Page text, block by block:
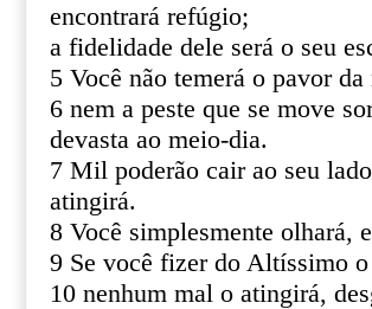
encontrará refúgio;
a fidelidade dele será o seu
5 Você não temerá o pavor
6 nem a peste que se move
devasta ao meio-dia.
7 Mil poderão cair ao seu
atingirá.
8 Você simplesmente olhará,
9 Se você fizer do Altíssimo
10 nenhum mal o atingirá,